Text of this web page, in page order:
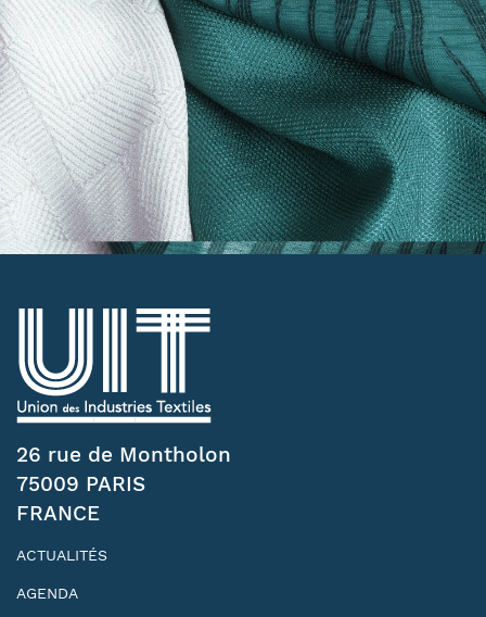
26 rue de Montholon
75009 PARIS
FRANCE
ACTUALITÉS
AGENDA